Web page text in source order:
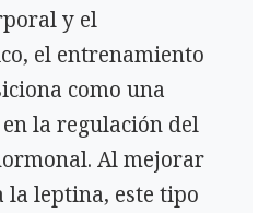
y el
el entrenamiento
como una
la regulación del
Al mejorar
la leptina, este tipo